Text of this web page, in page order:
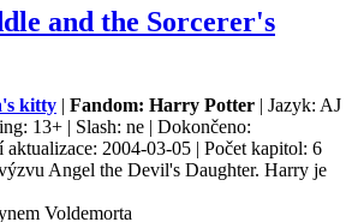
and the Sorcerer's
kitty | Fandom: Harry Potter | Jazyk: AJ
13+ | Slash: ne | Dokončeno:
aktualizace: 2004-03-05 | Počet kapitol: 6
Angel the Devil's Daughter. Harry je
Voldemorta